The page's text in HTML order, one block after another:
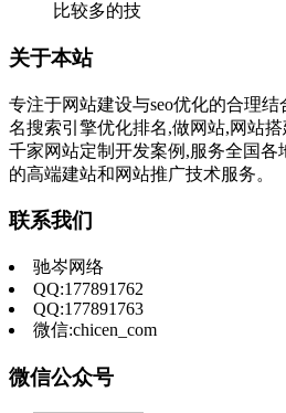
比较多的技
关于本站
专注于网站建设与seo优化的合理
名搜索引擎优化排名,做网站,网站
千家网站定制开发案例,服务全国各
的高端建站和网站推广技术服务。
联系我们
驰岑网络
QQ:177891762
QQ:177891763
微信:chicen_com
微信公众号